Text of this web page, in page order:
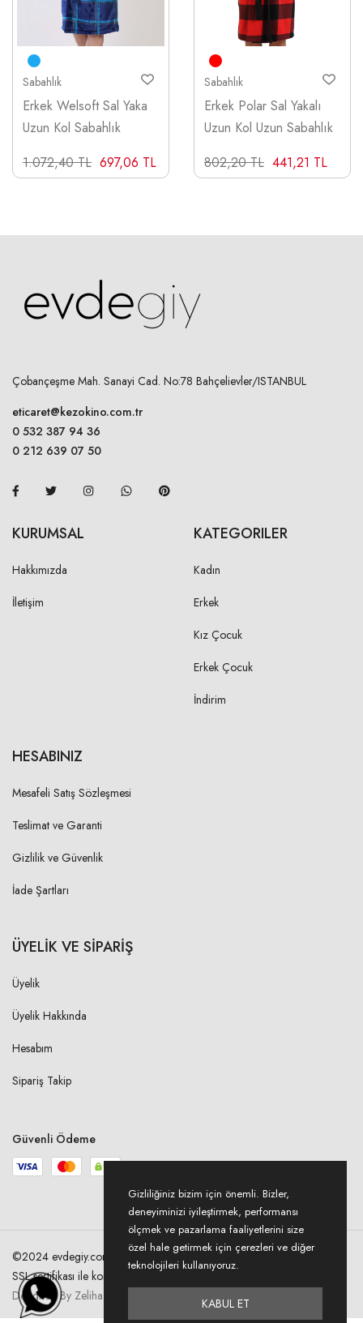
Sabahlık
Erkek Welsoft Sal Yaka
Uzun Kol Sabahlık
1.072,40 TL 697,06 TL
Sabahlık
Erkek Polar Sal Yakalı
Uzun Kol Uzun Sabahlık
802,20 TL 441,21 TL
Çobançeşme Mah. Sanayi Cad. No:78 Bahçelievler/ISTANBUL
eticaret@kezokino.com.tr
0 532 387 94 36
0 212 639 07 50
KURUMSAL
Hakkımızda
İletişim
KATEGORILER
Kadın
Erkek
Kız Çocuk
Erkek Çocuk
İndirim
HESABINIZ
Mesafeli Satış Sözleşmesi
Teslimat ve Garanti
Gizlilik ve Güvenlik
İade Şartları
ÜYELİK VE SİPARİŞ
Üyelik
Üyelik Hakkında
Hesabım
Sipariş Takip
Güvenli Ödeme
©2024 evdegiy.com Tüm hakları saklıdır. Kredi kartı bilgileriniz 256bit
SSL sertifikası ile korunmaktadır.
Designed By Zeliha Acer
Gizliliğiniz bizim için önemli. Bizler,
deneyiminizi iyileştirmek, performansı
ölçmek ve pazarlama faaliyetlerini size
özel hale getirmek için çerezleri ve diğer
teknolojileri kullanıyoruz.
KABUL ET